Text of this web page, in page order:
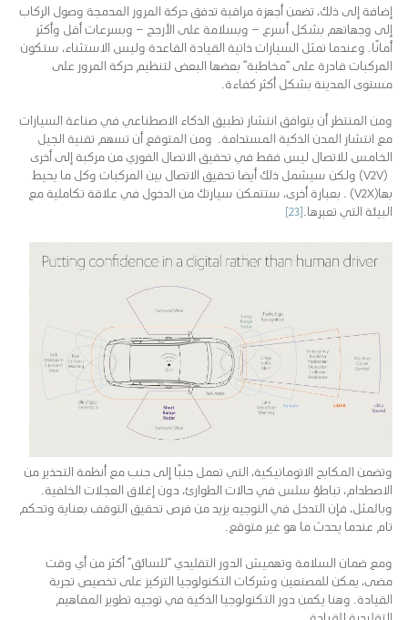
إضافة إلى ذلك، تضمن أجهزة مراقبة تدفق حركة المرور المدمجة وصول الركاب
إلى وجهاتهم بشكل أسرع – وبسلامة على الأرجح – وبسرعات أقل وأكثر
أمانًا. وعندما تمثل السيارات ذاتية القيادة القاعدة وليس الاستثناء، ستكون
المركبات قادرة على “مخاطبة” بعضها البعض لتنظيم حركة المرور على
مستوى المدينة بشكل أكثر كفاءة.
ومن المنتظر أن يتوافق انتشار تطبيق الذكاء الاصطناعي في صناعة السيارات
مع انتشار المدن الذكية المستدامة. ومن المتوقع أن تسهم تقنية الجيل
الخامس للاتصال ليس فقط في تحقيق الاتصال الفوري من مركبة إلى أخرى
(V2V) ولكن سيشمل ذلك أيضا تحقيق الاتصال بين المركبات وكل ما يحيط
بها(V2X) . بعبارة أخرى، ستتمكن سيارتك من الدخول في علاقة تكاملية مع
البيئة التي تعبرها.[23]
وتضمن المكابح الاتوماتيكية، التي تعمل جنبًا إلى جنب مع أنظمة التحذير من
الاصطدام، تباطؤ سلس في حالات الطوارئ، دون إغلاق العجلات الخلفية.
وبالمثل، فإن التدخل في التوجيه يزيد من فرص تحقيق التوقف بعناية وتحكم
تام عندما يحدث ما هو غير متوقع.
ومع ضمان السلامة وتهميش الدور التقليدي “للسائق” أكثر من أي وقت
مضى، يمكن للمصنعين وشركات التكنولوجيا التركيز على تخصيص تجربة
القيادة. وهنا يكمن دور التكنولوجيا الذكية في توجيه تطوير المفاهيم
التقليدية للقيادة.